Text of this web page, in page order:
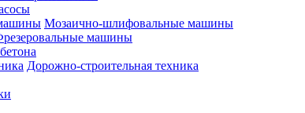
Мозаично-шлифовальные машины
машины
Дорожно-строительная техника